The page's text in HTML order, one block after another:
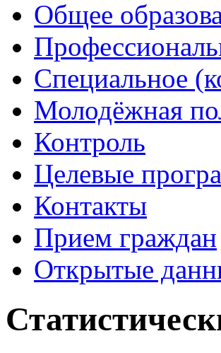
Общее
Специальное
Молодёжная
Контроль
Целевые
Контакты
Прием граждан
Открытые